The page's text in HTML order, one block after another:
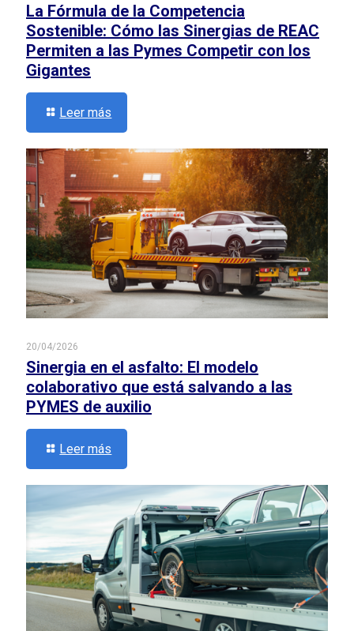
La Fórmula de la Competencia
Sostenible: Cómo las Sinergias de REAC
Permiten a las Pymes Competir con los
Gigantes
Leer más
20/04/2026
Sinergia en el asfalto: El modelo
colaborativo que está salvando a las
PYMES de auxilio
Leer más